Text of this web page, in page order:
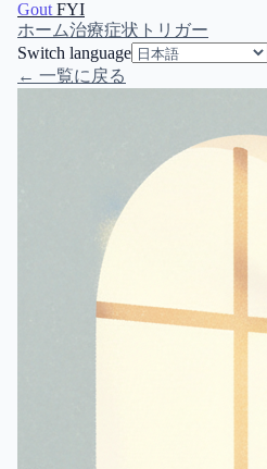
Gout FYI
ホーム治療症状 トリガー
Switch language
← 一覧に戻る